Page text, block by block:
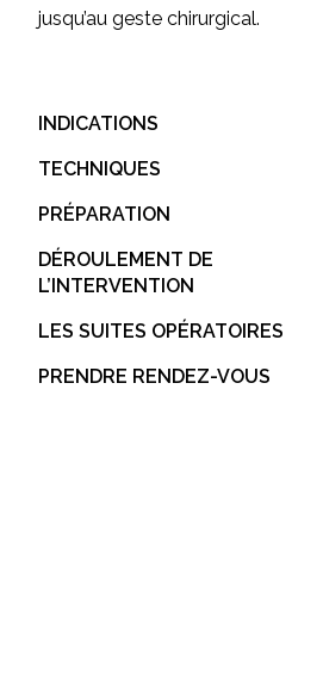
jusqu’au geste chirurgical.
INDICATIONS
TECHNIQUES
PRÉPARATION
DÉROULEMENT DE
L’INTERVENTION
LES SUITES OPÉRATOIRES
PRENDRE RENDEZ-VOUS